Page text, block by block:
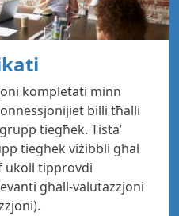
kompletati minn
billi tħalli
tiegħek. Tista’
tiegħek viżibbli għal
ukoll tipprovdi
għall-valutazzjoni